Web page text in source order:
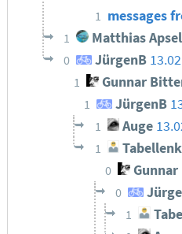
1 messages
1 Matthias Apsel
0 JürgenB
1 Gunnar
1 JürgenB
1 Auge
1
0 Gunnar
0
1